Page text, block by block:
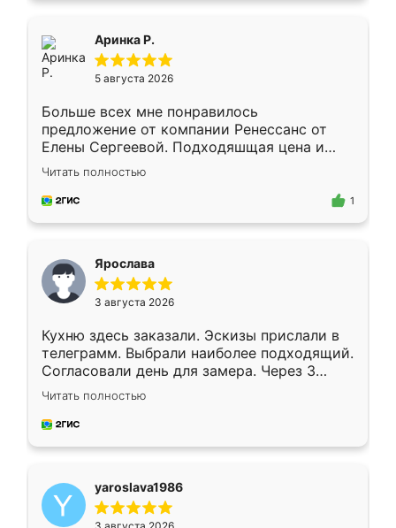
Аринка Р.
5 августа 2026
Больше всех мне понравилось
предложение от компании Ренессанс от
Елены Сергеевой. Подходяшщая цена и
короткие сроки изготовления. Приехавший
для замера сотрудник Владислав
предложил по моему эскизу самый
Читать полностью
1
Ярослава
3 августа 2026
Кухню здесь заказали. Эскизы прислали в
телеграмм. Выбрали наиболее подходящий.
Согласовали день для замера. Через 3
недели кухня была уже готова. Остались
довольны работой. Спасибо Ренессанс
мебель за качественную работу!
Читать полностью
yaroslava1986